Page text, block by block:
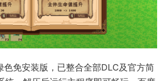
色免安装版，已整合全部DLC及官方简